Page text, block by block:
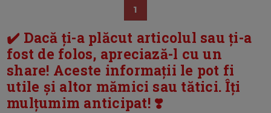
1
✔️ Dacă ți-a plăcut articolul sau ți-a
fost de folos, apreciază-l cu un
share! Aceste informații le pot fi
utile și altor mămici sau tătici. Îți
mulțumim anticipat! ❣️